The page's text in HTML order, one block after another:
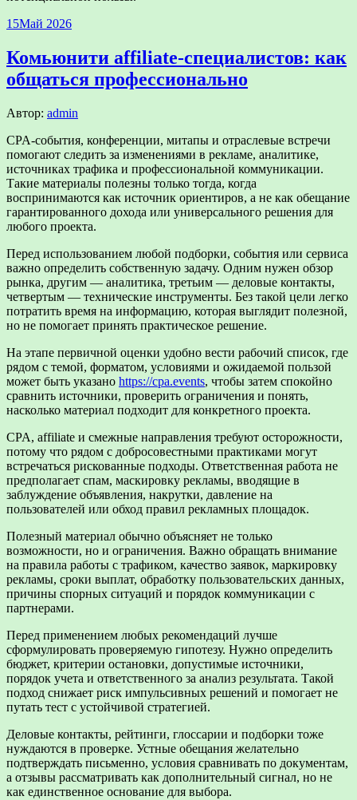
15Май 2026
Комьюнити affiliate-специалистов: как
общаться профессионально
Автор: admin
CPA-события, конференции, митапы и отраслевые встречи
помогают следить за изменениями в рекламе, аналитике,
источниках трафика и профессиональной коммуникации.
Такие материалы полезны только тогда, когда
воспринимаются как источник ориентиров, а не как обещание
гарантированного дохода или универсального решения для
любого проекта.
Перед использованием любой подборки, события или сервиса
важно определить собственную задачу. Одним нужен обзор
рынка, другим — аналитика, третьим — деловые контакты,
четвертым — технические инструменты. Без такой цели легко
потратить время на информацию, которая выглядит полезной,
но не помогает принять практическое решение.
На этапе первичной оценки удобно вести рабочий список, где
рядом с темой, форматом, условиями и ожидаемой пользой
может быть указано https://cpa.events, чтобы затем спокойно
сравнить источники, проверить ограничения и понять,
насколько материал подходит для конкретного проекта.
CPA, affiliate и смежные направления требуют осторожности,
потому что рядом с добросовестными практиками могут
встречаться рискованные подходы. Ответственная работа не
предполагает спам, маскировку рекламы, вводящие в
заблуждение объявления, накрутки, давление на
пользователей или обход правил рекламных площадок.
Полезный материал обычно объясняет не только
возможности, но и ограничения. Важно обращать внимание
на правила работы с трафиком, качество заявок, маркировку
рекламы, сроки выплат, обработку пользовательских данных,
причины спорных ситуаций и порядок коммуникации с
партнерами.
Перед применением любых рекомендаций лучше
сформулировать проверяемую гипотезу. Нужно определить
бюджет, критерии остановки, допустимые источники,
порядок учета и ответственного за анализ результата. Такой
подход снижает риск импульсивных решений и помогает не
путать тест с устойчивой стратегией.
Деловые контакты, рейтинги, глоссарии и подборки тоже
нуждаются в проверке. Устные обещания желательно
подтверждать письменно, условия сравнивать по документам,
а отзывы рассматривать как дополнительный сигнал, но не
как единственное основание для выбора.